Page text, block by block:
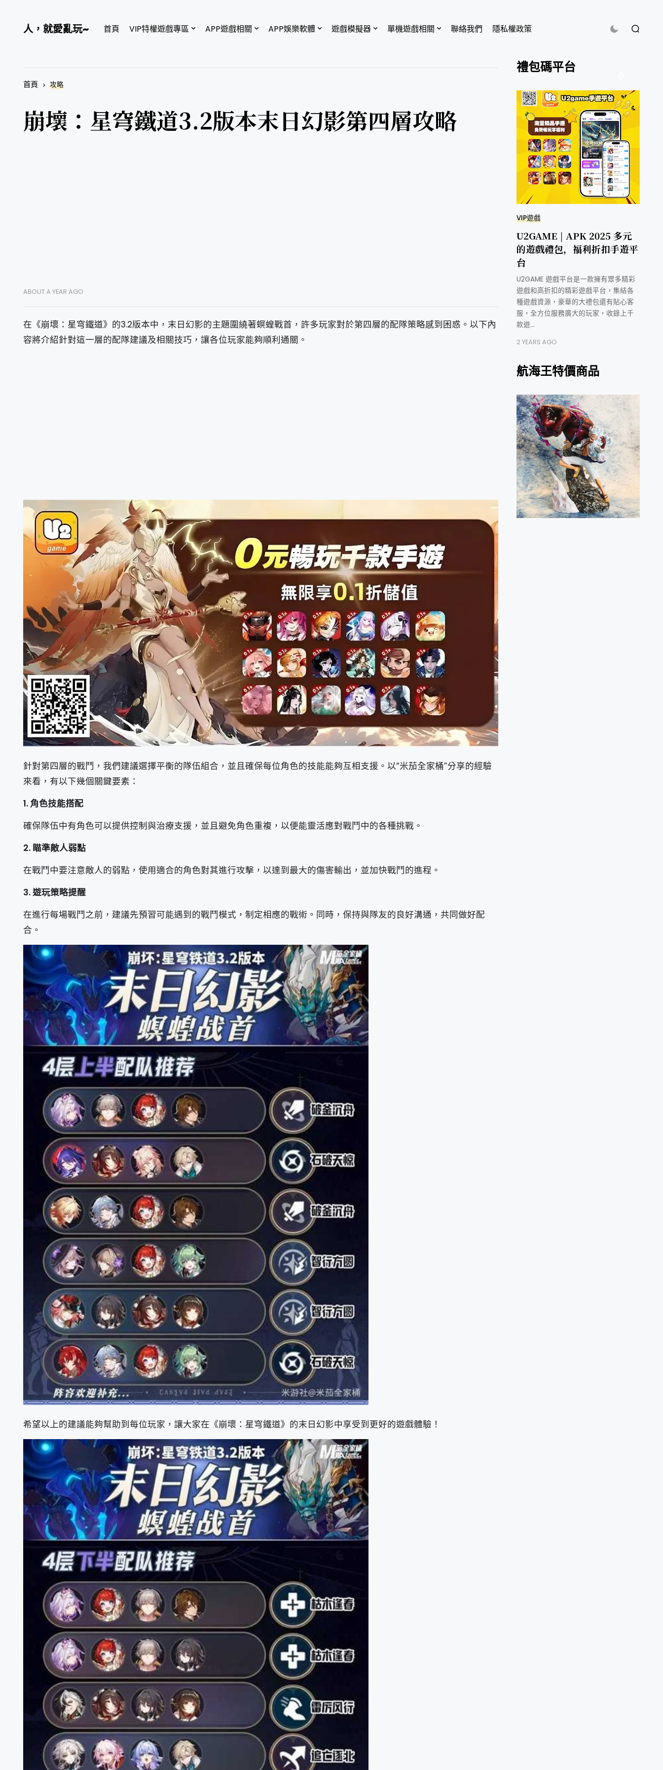
人，就愛亂玩~ 首頁 VIP特權遊戲專區 APP遊戲相關 APP娛樂軟體 遊戲模擬器 單機遊戲相關 聯絡我們 隱私權政策
首頁 攻略
崩壞：星穹鐵道3.2版本末日幻影第四層攻略
ABOUT A YEAR AGO
在《崩壞：星穹鐵道》的3.2版本中，末日幻影的主題圍繞著螟蝗戰首，許多玩家對於第四層的配隊策略感到困惑。以下內
容將介紹針對這一層的配隊建議及相關技巧，讓各位玩家能夠順利通關。
針對第四層的戰鬥，我們建議選擇平衡的隊伍組合，並且確保每位角色的技能能夠互相支援。以“米茄全家桶”分享的經驗
來看，有以下幾個關鍵要素：
1. 角色技能搭配
確保隊伍中有角色可以提供控制與治療支援，並且避免角色重複，以便能靈活應對戰鬥中的各種挑戰。
2. 瞄準敵人弱點
在戰鬥中要注意敵人的弱點，使用適合的角色對其進行攻擊，以達到最大的傷害輸出，並加快戰鬥的進程。
3. 遊玩策略提醒
在進行每場戰鬥之前，建議先預習可能遇到的戰鬥模式，制定相應的戰術。同時，保持與隊友的良好溝通，共同做好配
合。
希望以上的建議能夠幫助到每位玩家，讓大家在《崩壞：星穹鐵道》的末日幻影中享受到更好的遊戲體驗！
禮包碼平台
VIP遊戲
U2GAME | APK 2025 多元
的遊戲禮包，福利折扣手遊平
台
U2GAME 遊戲平台是一款擁有眾多精彩
遊戲和高折扣的精彩遊戲平台，集結各
種遊戲資源，豪華的大禮包還有貼心客
服，全方位服務廣大的玩家，收錄上千
款遊…
2 YEARS AGO
航海王特價商品